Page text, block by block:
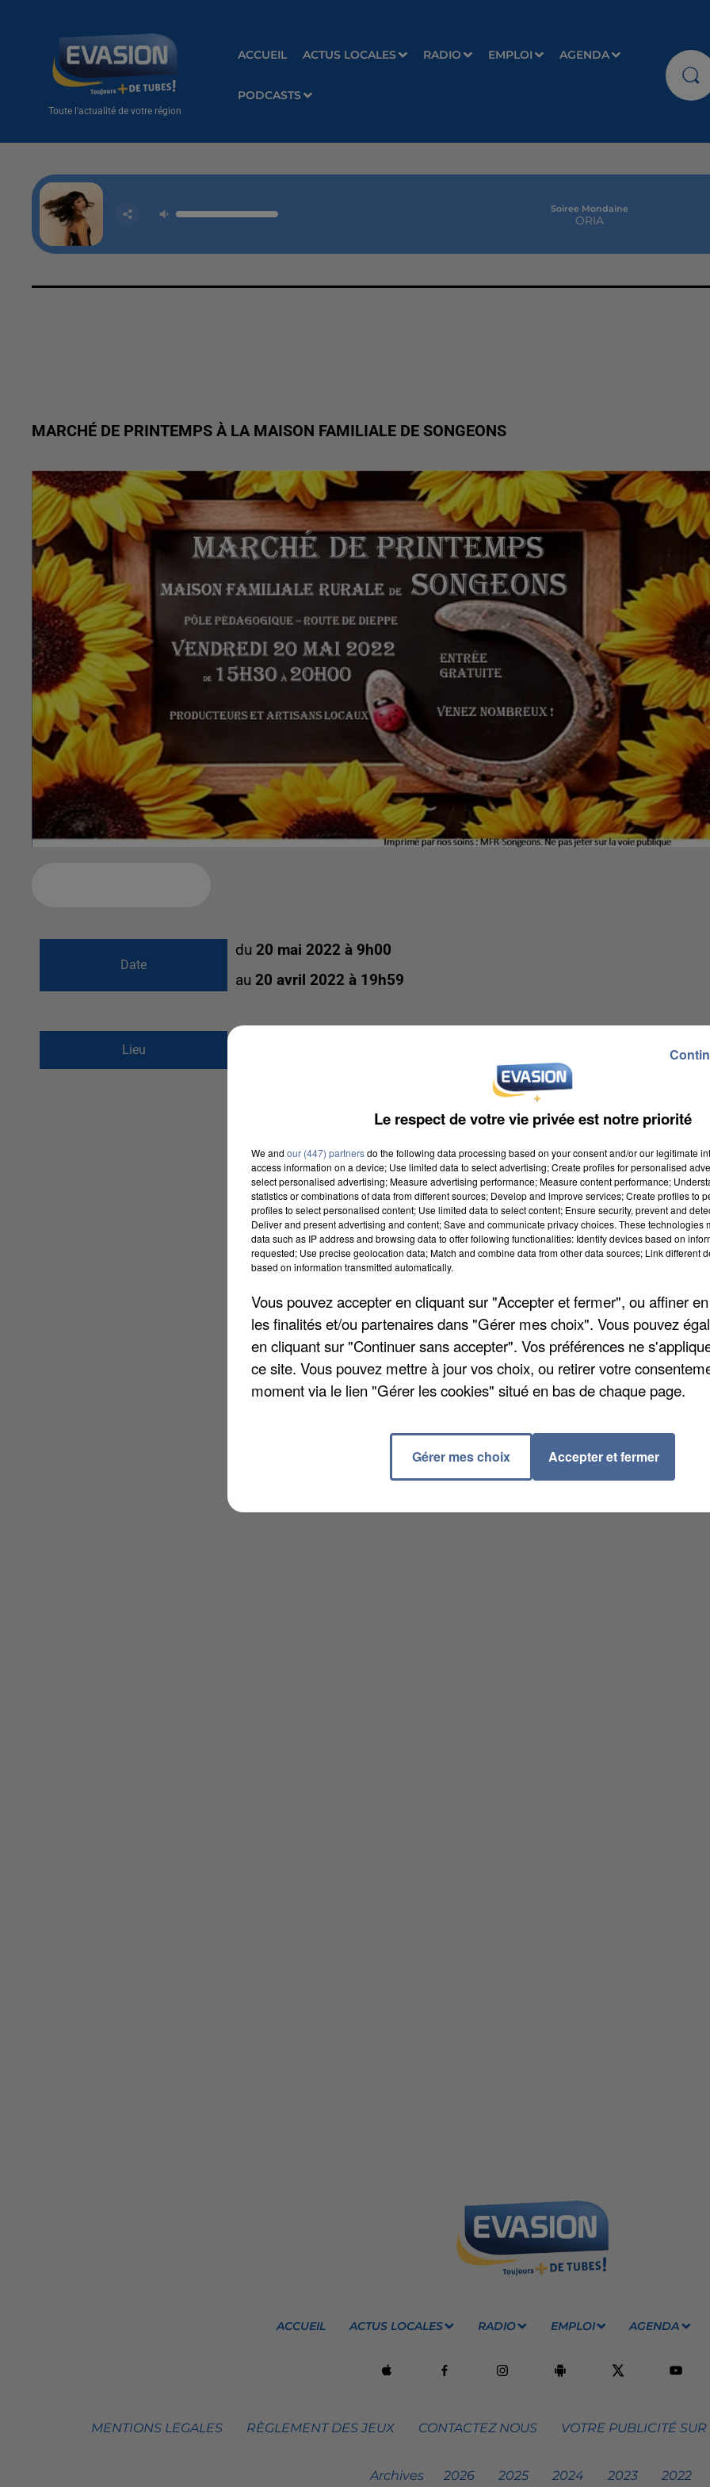
Toute l'actualité de votre région
ACCUEIL ACTUS LOCALES RADIO EMPLOI AGENDA
PODCASTS
Soiree Mondaine
ORIA
MARCHÉ DE PRINTEMPS À LA MAISON FAMILIALE DE SONGEONS
Date
du20 mai 2022 à 9h00
au20 avril 2022 à 19h59
Lieu
ACCUEIL ACTUS LOCALES RADIO EMPLOI AGENDA
MENTIONS LEGALES RÈGLEMENT DES JEUX CONTACTEZ NOUS VOTRE PUBLICITÉ
Archives 2026 2025 2024 2023 2022
Le respect de votre vie privée est notre priorité
We and our (447) partnersdo the following data processing based on your consent and/or our legitimate
access information on a device; Use limited data to select advertising; Create profiles for personalised
select personalised advertising; Measure advertising performance; Measure content performance;
statistics or combinations of data from different sources; Develop and improve services; Create profiles to
profiles to select personalised content; Use limited data to select content; Ensure security, prevent and
Deliver and present advertising and content; Save and communicate privacy choices. These technologies
data such as IP address and browsing data to offer following functionalities: Identify devices based on
requested; Use precise geolocation data; Match and combine data from other data sources; Link different
based on information transmitted automatically.
Vous pouvez accepter en cliquant sur "Accepter et fermer", ou affiner
les finalités et/ou partenaires dans "Gérer mes choix". Vous pouvez
en cliquant sur "Continuer sans accepter". Vos préférences ne
ce site. Vous pouvez mettre à jour vos choix, ou retirer votre
moment via le lien "Gérer les cookies" situé en bas de chaque page.
Gérer mes choix Accepter et fermer